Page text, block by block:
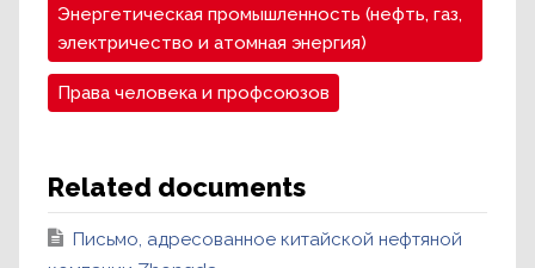
Энергетическая промышленность (нефть, газ,
электричество и атомная энергия)
Права человека и профсоюзов
Related documents
Письмо, адресованное китайской нефтяной